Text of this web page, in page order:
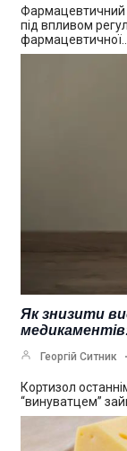
Фармацевтичний
під впливом
фармацевтичної…
Як знизити
Георгій Ситник
Кортизол
“винуватцем”